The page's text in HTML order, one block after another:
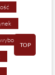
wybory
TOP